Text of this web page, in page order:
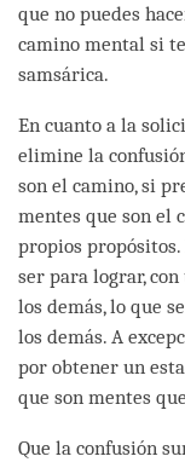
que no puedes
camino mental si
samsárica.
En cuanto a la
elimine la
son el camino, si
mentes que son el
propios propósitos.
ser para lograr,
los demás, lo que
los demás. A
por obtener un
que son mentes
Que la confusión